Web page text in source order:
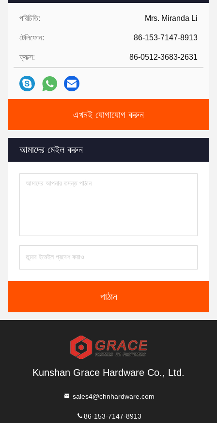
পরিচিতি: Mrs. Miranda Li
টেলিফোন: 86-153-7147-8913
ফ্যাক্স: 86-0512-3683-2631
এখনই যোগাযোগ করুন
আমাদের মেইল ​​করুন
পাঠান
Kunshan Grace Hardware Co., Ltd.
sales4@chnhardware.com
86-153-7147-8913